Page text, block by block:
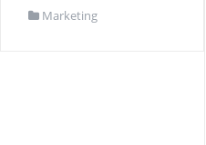
Marketing